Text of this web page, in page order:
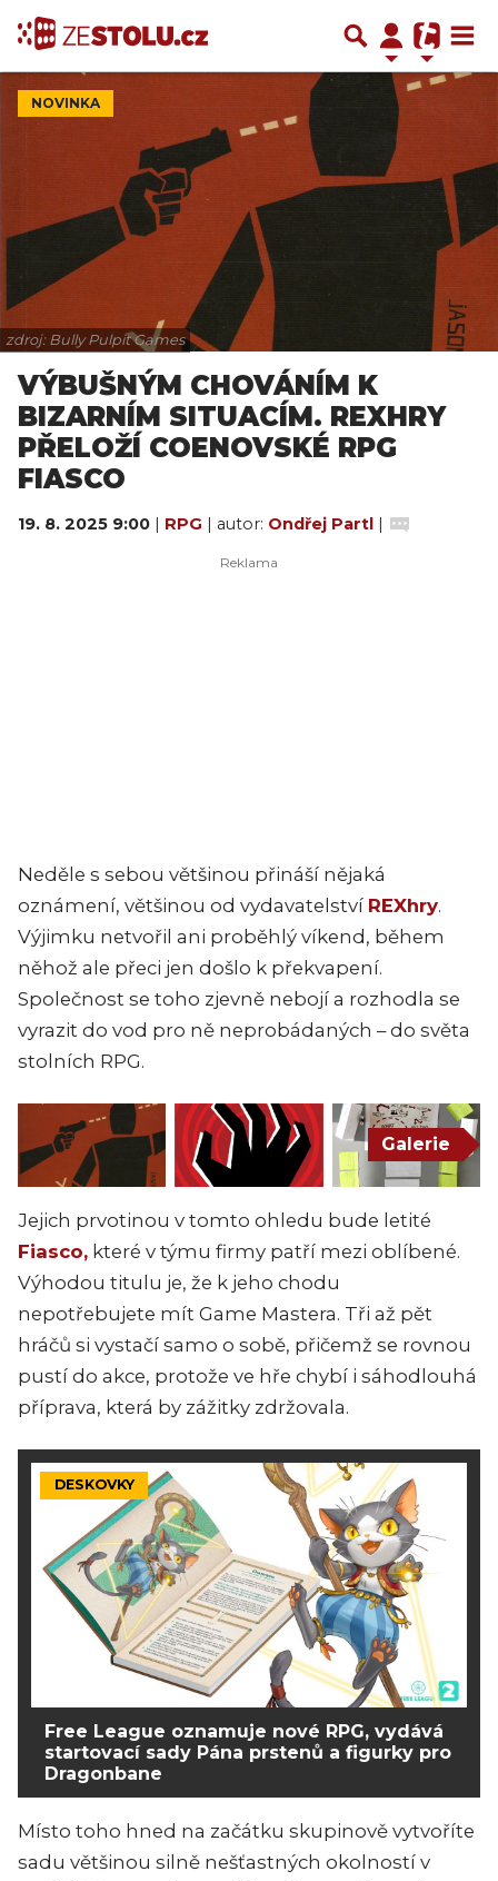
NOVINKA
zdroj: Bully Pulpit Games
VÝBUŠNÝM CHOVÁNÍM K
BIZARNÍM SITUACÍM. REXHRY
PŘELOŽÍ COENOVSKÉ RPG
FIASCO
19. 8. 2025 9:00 | RPG | autor: Ondřej Partl |
Neděle s sebou většinou přináší nějaká
oznámení, většinou od vydavatelství REXhry.
Výjimku netvořil ani proběhlý víkend, během
něhož ale přeci jen došlo k překvapení.
Společnost se toho zjevně nebojí a rozhodla se
vyrazit do vod pro ně neprobádaných – do světa
stolních RPG.
Galerie
Jejich prvotinou v tomto ohledu bude letité
Fiasco, které v týmu firmy patří mezi oblíbené.
Výhodou titulu je, že k jeho chodu
nepotřebujete mít Game Mastera. Tři až pět
hráčů si vystačí samo o sobě, přičemž se rovnou
pustí do akce, protože ve hře chybí i sáhodlouhá
příprava, která by zážitky zdržovala.
DESKOVKY
Free League oznamuje nové RPG, vydává
startovací sady Pána prstenů a figurky pro
Dragonbane
Místo toho hned na začátku skupinově vytvoříte
sadu většinou silně nešťastných okolností v